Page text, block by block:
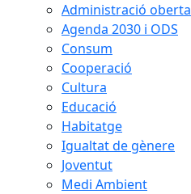
Administració oberta
Agenda 2030 i ODS
Consum
Cooperació
Cultura
Educació
Habitatge
Igualtat de gènere
Joventut
Medi Ambient